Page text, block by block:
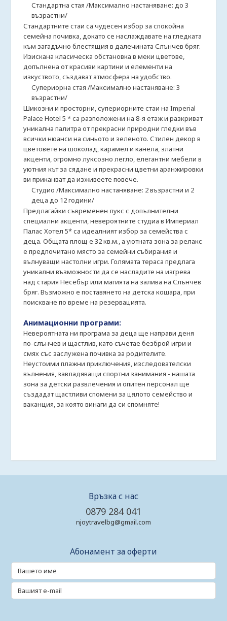
Стандартна стая /Максимално настаняване: до 3
възрастни/
Стандартните стаи са чудесен избор за спокойна
семейна почивка, докато се наслаждавате на гледката
към загадъчно блестящия в далечината Слънчев бряг.
Изискана класическа обстановка в меки цветове,
допълнена от красиви картини и елементи на
изкуството, създават атмосфера на удобство.
Супериорна стая /Максимално настаняване: 3
възрастни/
Шикозни и просторни, супериорните стаи на Imperial
Palace Hotel 5 * са разположени на 8-я етаж и разкриват
уникална палитра от прекрасни природни гледки във
всички нюанси на синьото и зеленото. Стилен декор в
цветовете на шоколад, карамел и канела, златни
акценти, огромно луксозно легло, елегантни мебели в
уютния кът за сядане и прекрасни цветни аранжировки
ви приканват да изживеете повече.
Студио /Максимално настаняване: 2 възрастни и 2
деца до 12 години/
Предлагайки съвременен лукс с допълнителни
специални акценти, невероятните студиа в Империал
Палас Хотел 5* са идеалният избор за семейства с
деца. Общата площ е 32 кв.м., а уютната зона за релакс
е предпочитано място за семейни събирания и
вълнуващи настолни игри. Голямата тераса предлага
уникални възможности да се насладите на изгрева
над стария Несебър или магията на залива на Слънчев
бряг. Възможно е поставянето на детска кошара, при
поискване по време на резервацията.
Анимационни програми:
Невероятната ни програма за деца ще направи деня
по-слънчев и щастлив, като съчетае безброй игри и
смях със заслужена почивка за родителите.
Неустоими плажни приключения, изследователски
вълнения, завладяващи спортни занимания - нашата
зона за детски развлечения и опитен персонал ще
създадат щастливи спомени за цялото семейство и
ваканция, за която винаги да си спомняте!
Връзка с нас
0879 284 041
njoytravelbg@gmail.com
Абонамент за оферти